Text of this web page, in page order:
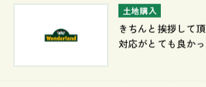
土地購入
きちんと挨拶して
対応がとても良かっ